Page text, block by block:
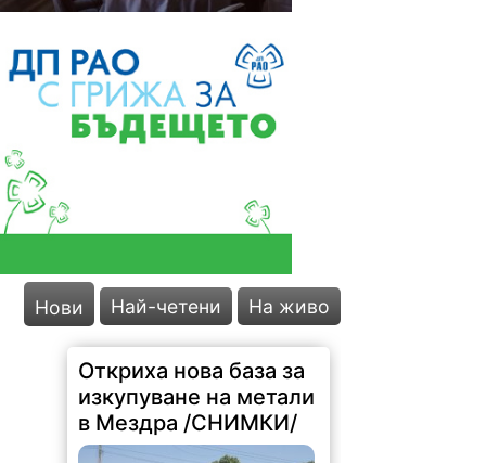
Нови Най-четени На живо
Откриха нова база за
изкупуване на метали
в Мездра /СНИМКИ/